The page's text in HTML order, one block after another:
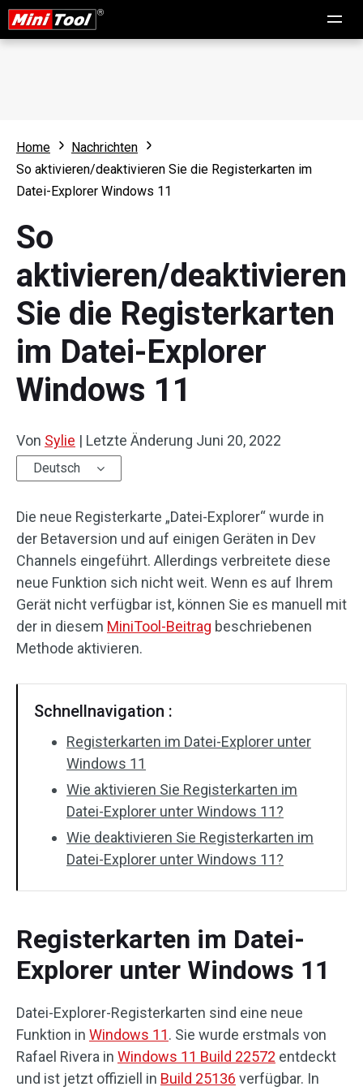
Home
Nachrichten
So aktivieren/deaktivieren Sie die Registerkarten im
Datei-Explorer Windows 11
So
aktivieren/deaktivieren
Sie die Registerkarten
im Datei-Explorer
Windows 11
Von Sylie | Letzte Änderung Juni 20, 2022
Deutsch
Die neue Registerkarte „Datei-Explorer“ wurde in
der Betaversion und auf einigen Geräten in Dev
Channels eingeführt. Allerdings verbreitete diese
neue Funktion sich nicht weit. Wenn es auf Ihrem
Gerät nicht verfügbar ist, können Sie es manuell mit
der in diesem MiniTool-Beitrag beschriebenen
Methode aktivieren.
Schnellnavigation :
Registerkarten im Datei-Explorer unter
Windows 11
Wie aktivieren Sie Registerkarten im
Datei-Explorer unter Windows 11?
Wie deaktivieren Sie Registerkarten im
Datei-Explorer unter Windows 11?
Registerkarten im Datei-
Explorer unter Windows 11
Datei-Explorer-Registerkarten sind eine neue
Funktion in Windows 11. Sie wurde erstmals von
Rafael Rivera in Windows 11 Build 22572 entdeckt
und ist jetzt offiziell in Build 25136 verfügbar. In